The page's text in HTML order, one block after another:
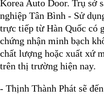
Korea Auto Door. Trụ sở
nghiệp Tân Bình - Sử
trực tiếp từ Hàn Quốc có
chứng nhận minh bạch
chất lượng hoặc xuất xứ
trên thị trường hiện nay.
- Thịnh Thành Phát sẽ